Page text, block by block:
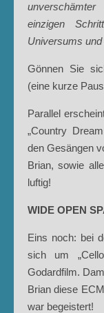
einzigen
Universums
Gönnen Sie
(eine kurze
Parallel
„Country
den Gesängen
Brian, sowie
luftig!
WIDE OPEN
Eins noch: bei
sich um
Godardfilm.
Brian diese
war begeistert!